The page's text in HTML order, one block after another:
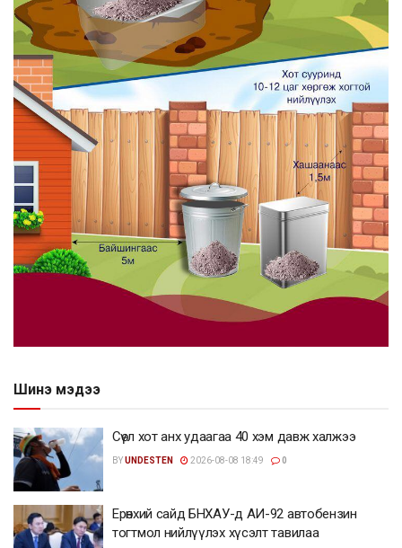
Шинэ мэдээ
Сөүл хот анх удаагаа 40 хэм давж халжээ
BYUNDESTEN 2026-08-08 18:49 0
Ерөнхий сайд БНХАУ-д АИ-92 автобензин
тогтмол нийлүүлэх хүсэлт тавилаа